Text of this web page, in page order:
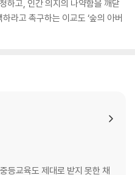
하고, 인간 의지의 나약함을 깨닫
라고 촉구하는 이교도 ‘숲의 아버
등교육도 제대로 받지 못한 채